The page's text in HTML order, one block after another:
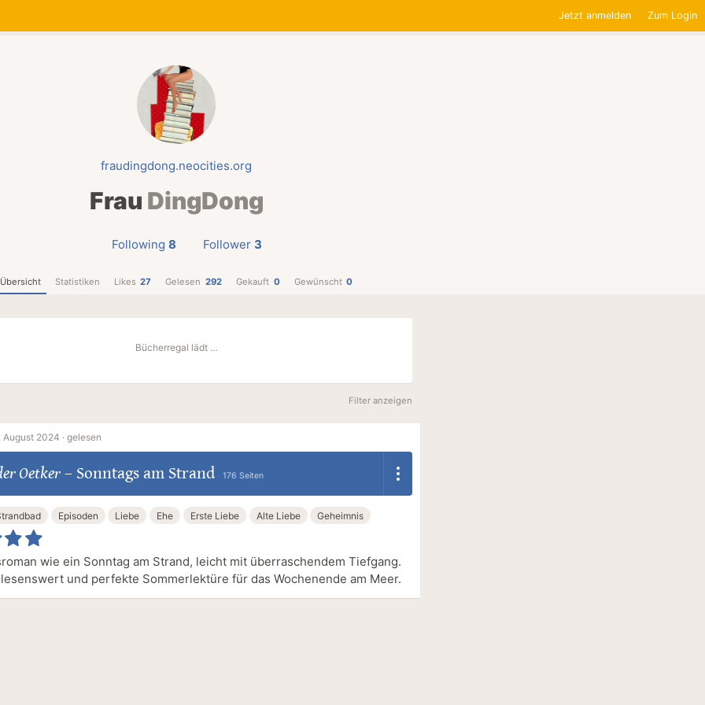
Jetzt anmelden Zum Login
fraudingdong.neocities.org
Frau DingDong
Following 8 Follower 3
Übersicht Statistiken Likes 27 Gelesen 292 Gekauft 0 Gewünscht 0
Bücherregal lädt …
Filter anzeigen
August 2024 ·gelesen
Oetker– Sonntags am Strand 176 Seiten
Episoden Liebe Ehe Erste Liebe Alte Liebe Geheimnis
wie ein Sonntag am Strand, leicht mit überraschendem Tiefgang.
und perfekte Sommerlektüre für das Wochenende am Meer.